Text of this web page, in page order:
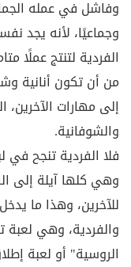
وفاشل في عمله
وجماعيًا، لأنه يجد
الفردية لتنتج عملًا
من أن تكون أنانية
إلى مهارات الآخرين،
والشوفانية.
فلا الفردية تنجح في
وهي كلها آيلة إلى
للآخرين، وهذا ما
والفردية، وهي لعبة
الروسية" أو لعبة